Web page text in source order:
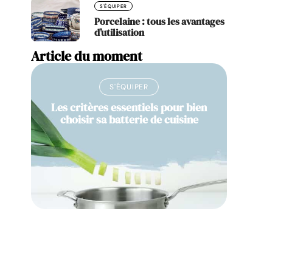
S'ÉQUIPER
Porcelaine : tous les avantages
d’utilisation
Article du moment
S'ÉQUIPER
Les critères essentiels pour bien
choisir sa batterie de cuisine